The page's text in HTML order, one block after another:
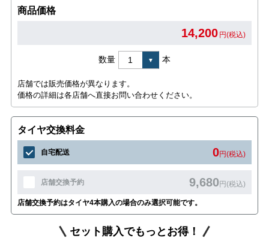
商品価格
14,200 円(税込)
数量 本
店舗では販売価格が異なります。
価格の詳細は各店舗へ直接お問い合わせください。
タイヤ交換料金
自宅配送 0円(税込)
店舗交換予約 9,680円(税込)
店舗交換予約はタイヤ4本購入の場合のみ選択可能です。
セット購入でもっとお得！